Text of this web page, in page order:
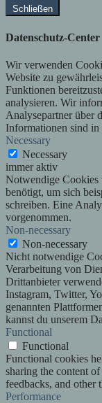
Schließen
Datenschutz-Center
Wir verwenden
Website zu
Funktionen
analysieren. Wir
Analysepartner über
Informationen sind in
Necessary
Necessary
immer aktiv
Notwendige Cookies
benötigt, um sich
schreiben. Eine
vorgenommen.
Non-necessary
Non-necessary
Nicht notwendige
Verarbeitung von
Drittanbieter
Instagram, Twitter,
genannten
kannst du unserem
Functional
Functional
Functional cookies
sharing the content
feedbacks, and other
Performance